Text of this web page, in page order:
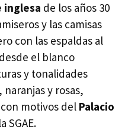
inglesa de los años 30
y las camisas
con las espaldas al
el blanco
y tonalidades
y rosas,
motivos del Palacio
SGAE.